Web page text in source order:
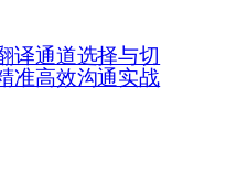
译通道选择与切
准高效沟通实战